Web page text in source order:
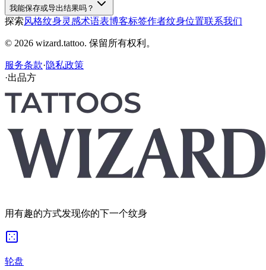
我能保存或导出结果吗？
探索风格纹身灵感术语表博客标签作者纹身位置联系我们
© 2026 wizard.tattoo. 保留所有权利。
服务条款·隐私政策
·出品方
用有趣的方式发现你的下一个纹身
轮盘